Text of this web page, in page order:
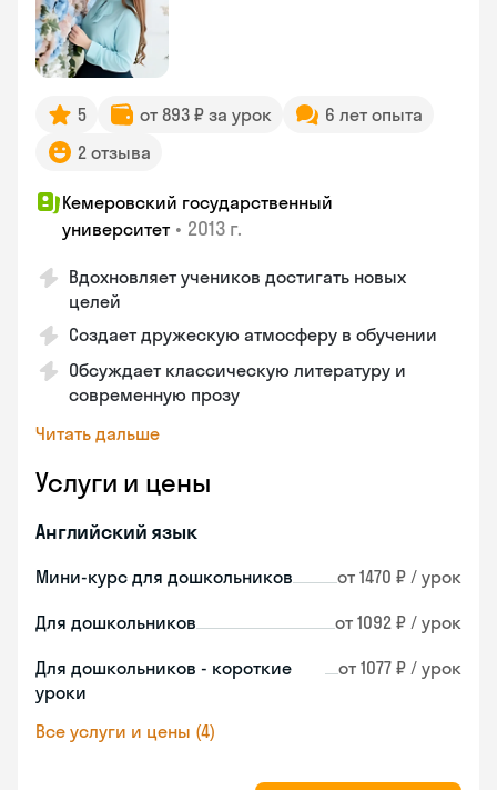
5 от 893 ₽ за урок
6 лет опыта
2 отзыва
Кемеровский государственный
университет • 2013 г.
Вдохновляет учеников достигать новых
целей
Создает дружескую атмосферу в обучении
Обсуждает классическую литературу и
современную прозу
Читать дальше
Услуги и цены
Английский язык
Мини-курс для дошкольников от 1470 ₽ / урок
Для дошкольников от 1092 ₽ / урок
Для дошкольников - короткие
уроки
от 1077 ₽ / урок
Все услуги и цены (4)